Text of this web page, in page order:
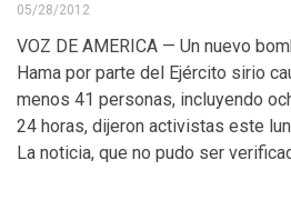
05/28/2012
VOZ DE AMERICA — Un nuevo
Hama por parte del Ejército sirio
menos 41 personas, incluyendo
24 horas, dijeron activistas este
La noticia, que no pudo ser